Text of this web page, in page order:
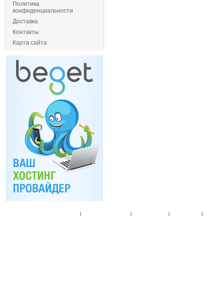
Политика
конфиденциальности
Доставка
Контакты
Карта сайта
| | | |